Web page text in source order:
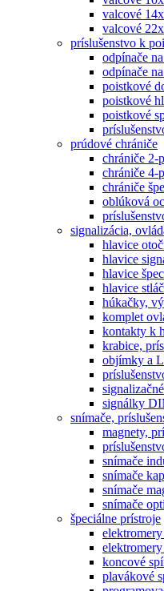
valcové
valcové
príslušenstvo k
odpínače
odpínače
poistkové
poistkové
poistkové
prúdové chrániče
chrániče 2-
chrániče 4-
chrániče
oblúková
signalizácia,
hlavice
hlavice
hlavice
hlavice
húkačky,
komplet
kontakty k
krabice,
objímky a
signálky
snímače,
magnety,
snímače
snímače
snímače
snímače
špeciálne prístroje
koncové
plavákové